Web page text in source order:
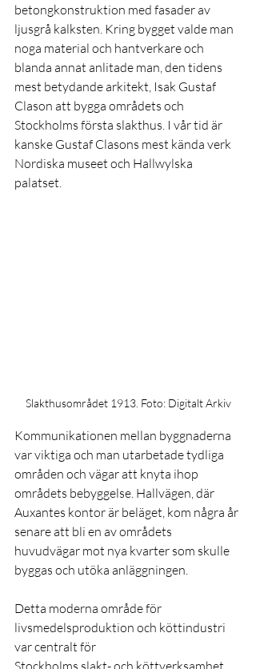
betongkonstruktion med fasader av
ljusgrå kalksten. Kring bygget valde man
noga material och hantverkare och
blanda annat anlitade man, den tidens
mest betydande arkitekt, Isak Gustaf
Clason att bygga områdets och
Stockholms första slakthus. I vår tid är
kanske Gustaf Clasons mest kända verk
Nordiska museet och Hallwylska
palatset.
Slakthusområdet 1913. Foto: Digitalt Arkiv
Kommunikationen mellan byggnaderna
var viktiga och man utarbetade tydliga
områden och vägar att knyta ihop
områdets bebyggelse. Hallvägen, där
Auxantes kontor är beläget, kom några år
senare att bli en av områdets
huvudvägar mot nya kvarter som skulle
byggas och utöka anläggningen.
Detta moderna område för
livsmedelsproduktion och köttindustri
var centralt för